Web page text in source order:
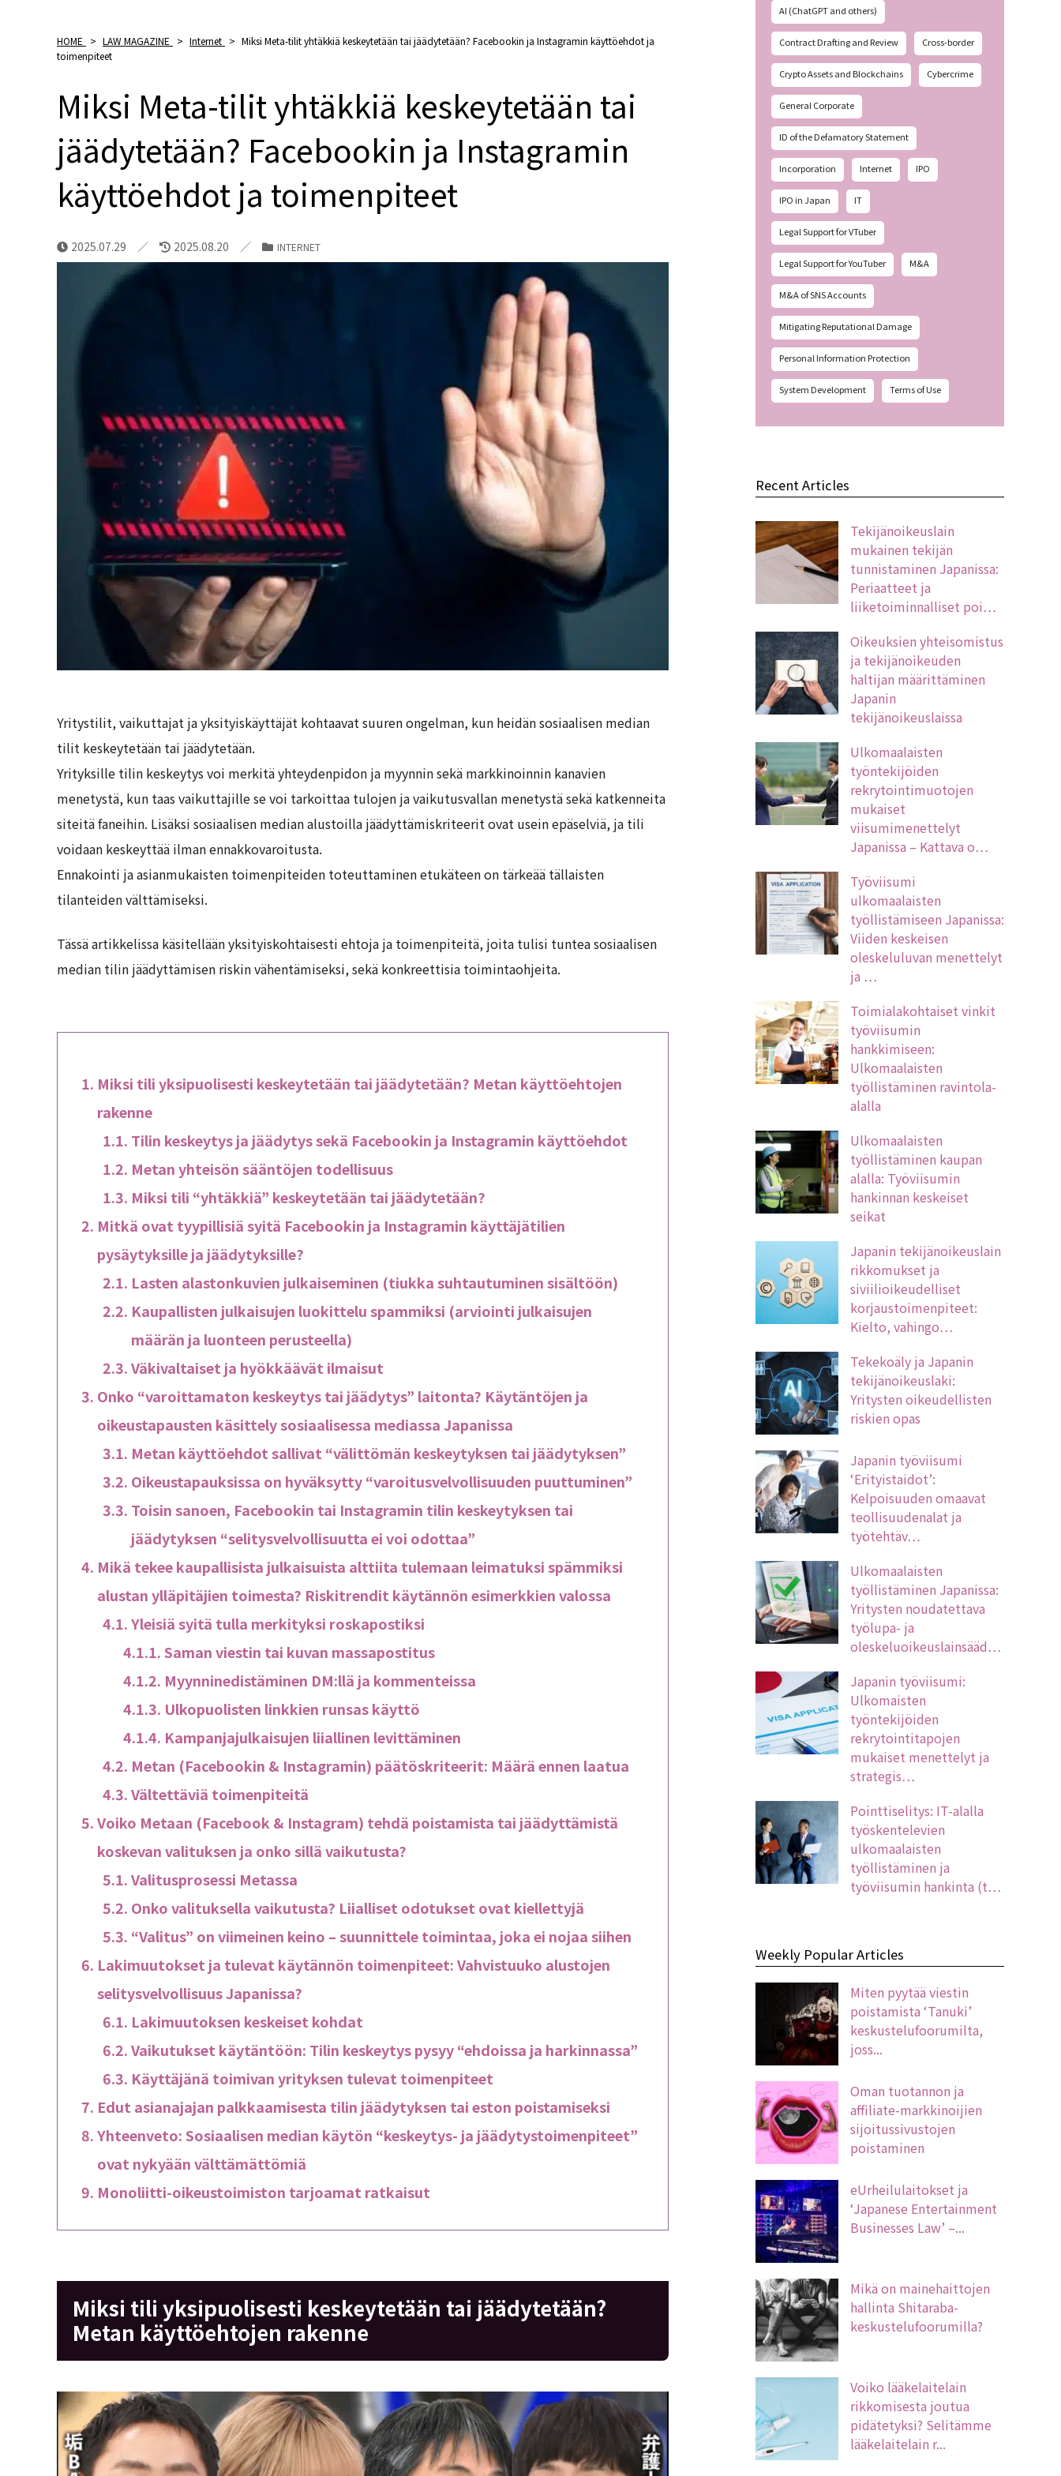
HOME > LAW MAGAZINE > Internet > Miksi Meta-tilit yhtäkkiä keskeytetään tai jäädytetään? Facebookin ja Instagramin käyttöehdot ja
toimenpiteet
Miksi Meta-tilit yhtäkkiä keskeytetään tai
jäädytetään? Facebookin ja Instagramin
käyttöehdot ja toimenpiteet
2025.07.29 2025.08.20 INTERNET
Yritystilit, vaikuttajat ja yksityiskäyttäjät kohtaavat suuren ongelman, kun heidän sosiaalisen median
tilit keskeytetään tai jäädytetään.
Yrityksille tilin keskeytys voi merkitä yhteydenpidon ja myynnin sekä markkinoinnin kanavien
menetystä, kun taas vaikuttajille se voi tarkoittaa tulojen ja vaikutusvallan menetystä sekä katkenneita
siteitä faneihin. Lisäksi sosiaalisen median alustoilla jäädyttämiskriteerit ovat usein epäselviä, ja tili
voidaan keskeyttää ilman ennakkovaroitusta.
Ennakointi ja asianmukaisten toimenpiteiden toteuttaminen etukäteen on tärkeää tällaisten
tilanteiden välttämiseksi.
Tässä artikkelissa käsitellään yksityiskohtaisesti ehtoja ja toimenpiteitä, joita tulisi tuntea sosiaalisen
median tilin jäädyttämisen riskin vähentämiseksi, sekä konkreettisia toimintaohjeita.
Miksi tili yksipuolisesti keskeytetään tai jäädytetään? Metan käyttöehtojen
rakenne
Tilin keskeytys ja jäädytys sekä Facebookin ja Instagramin käyttöehdot
Metan yhteisön sääntöjen todellisuus
Miksi tili “yhtäkkiä” keskeytetään tai jäädytetään?
Mitkä ovat tyypillisiä syitä Facebookin ja Instagramin käyttäjätilien
pysäytyksille ja jäädytyksille?
Lasten alastonkuvien julkaiseminen (tiukka suhtautuminen sisältöön)
Kaupallisten julkaisujen luokittelu spammiksi (arviointi julkaisujen
määrän ja luonteen perusteella)
Väkivaltaiset ja hyökkäävät ilmaisut
Onko “varoittamaton keskeytys tai jäädytys” laitonta? Käytäntöjen ja
oikeustapausten käsittely sosiaalisessa mediassa Japanissa
Metan käyttöehdot sallivat “välittömän keskeytyksen tai jäädytyksen”
Oikeustapauksissa on hyväksytty “varoitusvelvollisuuden puuttuminen”
Toisin sanoen, Facebookin tai Instagramin tilin keskeytyksen tai
jäädytyksen “selitysvelvollisuutta ei voi odottaa”
Mikä tekee kaupallisista julkaisuista alttiita tulemaan leimatuksi spämmiksi
alustan ylläpitäjien toimesta? Riskitrendit käytännön esimerkkien valossa
Yleisiä syitä tulla merkityksi roskapostiksi
Saman viestin tai kuvan massapostitus
Myynninedistäminen DM:llä ja kommenteissa
Ulkopuolisten linkkien runsas käyttö
Kampanjajulkaisujen liiallinen levittäminen
Metan (Facebookin & Instagramin) päätöskriteerit: Määrä ennen laatua
Vältettäviä toimenpiteitä
Voiko Metaan (Facebook & Instagram) tehdä poistamista tai jäädyttämistä
koskevan valituksen ja onko sillä vaikutusta?
Valitusprosessi Metassa
Onko valituksella vaikutusta? Liialliset odotukset ovat kiellettyjä
“Valitus” on viimeinen keino – suunnittele toimintaa, joka ei nojaa siihen
Lakimuutokset ja tulevat käytännön toimenpiteet: Vahvistuuko alustojen
selitysvelvollisuus Japanissa?
Lakimuutoksen keskeiset kohdat
Vaikutukset käytäntöön: Tilin keskeytys pysyy “ehdoissa ja harkinnassa”
Käyttäjänä toimivan yrityksen tulevat toimenpiteet
Edut asianajajan palkkaamisesta tilin jäädytyksen tai eston poistamiseksi
Yhteenveto: Sosiaalisen median käytön “keskeytys- ja jäädytystoimenpiteet”
ovat nykyään välttämättömiä
Monoliitti-oikeustoimiston tarjoamat ratkaisut
Miksi tili yksipuolisesti keskeytetään tai jäädytetään?
Metan käyttöehtojen rakenne
AI (ChatGPT and others)
Contract Drafting and Review Cross-border
Crypto Assets and Blockchains Cybercrime
General Corporate
ID of the Defamatory Statement
Incorporation Internet IPO
IPO in Japan IT
Legal Support for VTuber
Legal Support for YouTuber M&A
M&A of SNS Accounts
Mitigating Reputational Damage
Personal Information Protection
System Development Terms of Use
Recent Articles
Tekijänoikeuslain
mukainen tekijän
tunnistaminen Japanissa:
Periaatteet ja
liiketoiminnalliset poi…
Oikeuksien yhteisomistus
ja tekijänoikeuden
haltijan määrittäminen
Japanin
tekijänoikeuslaissa
Ulkomaalaisten
työntekijöiden
rekrytointimuotojen
mukaiset
viisumimenettelyt
Japanissa – Kattava o…
Työviisumi
ulkomaalaisten
työllistämiseen Japanissa:
Viiden keskeisen
oleskeluluvan menettelyt
ja …
Toimialakohtaiset vinkit
työviisumin
hankkimiseen:
Ulkomaalaisten
työllistäminen ravintola-
alalla
Ulkomaalaisten
työllistäminen kaupan
alalla: Työviisumin
hankinnan keskeiset
seikat
Japanin tekijänoikeuslain
rikkomukset ja
siviilioikeudelliset
korjaustoimenpiteet:
Kielto, vahingo…
Tekekoäly ja Japanin
tekijänoikeuslaki:
Yritysten oikeudellisten
riskien opas
Japanin työviisumi
‘Erityistaidot’:
Kelpoisuuden omaavat
teollisuudenalat ja
työtehtäv…
Ulkomaalaisten
työllistäminen Japanissa:
Yritysten noudatettava
työlupa- ja
oleskeluoikeuslainsääd…
Japanin työviisumi:
Ulkomaisten
työntekijöiden
rekrytointitapojen
mukaiset menettelyt ja
strategis…
Pointtiselitys: IT-alalla
työskentelevien
ulkomaalaisten
työllistäminen ja
työviisumin hankinta (t…
Weekly Popular Articles
Miten pyytää viestin
poistamista ‘Tanuki’
keskustelufoorumilta,
joss...
Oman tuotannon ja
affiliate-markkinoijien
sijoitussivustojen
poistaminen
eUrheilulaitokset ja
‘Japanese Entertainment
Businesses Law’ –...
Mikä on mainehaittojen
hallinta Shitaraba-
keskustelufoorumilla?
Voiko lääkelaitelain
rikkomisesta joutua
pidätetyksi? Selitämme
lääkelaitelain r...